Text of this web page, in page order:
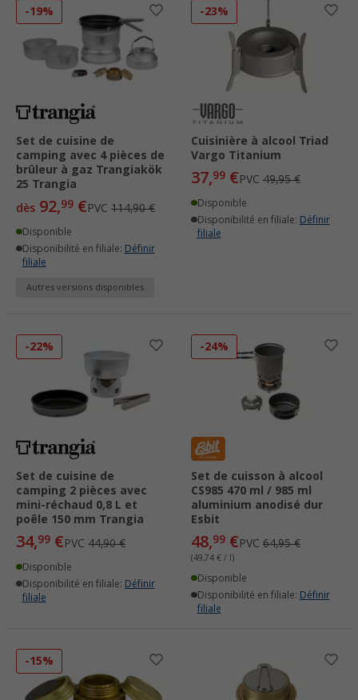
-19%
Set de cuisine de
camping avec 4 pièces de
brûleur à gaz Trangiakök
25 Trangia
dès 92,99 €PVC 114,90 €
Disponible
Disponibilité en filiale: Définir
filiale
Autres versions disponibles
-23%
Cuisinière à alcool Triad
Vargo Titanium
37,99 €PVC 49,95 €
Disponible
Disponibilité en filiale: Définir
filiale
-22%
Set de cuisine de
camping 2 pièces avec
mini-réchaud 0,8 L et
poêle 150 mm Trangia
34,99 €PVC 44,90 €
Disponible
Disponibilité en filiale: Définir
filiale
-24%
Set de cuisson à alcool
CS985 470 ml / 985 ml
aluminium anodisé dur
Esbit
48,99 €PVC 64,95 €
(49,74 € / l)
Disponible
Disponibilité en filiale: Définir
filiale
-15%